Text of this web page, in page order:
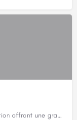
Couche-Tard est un magasin d’accommodation offrant une grande variété de produits pour les gens pressés.…